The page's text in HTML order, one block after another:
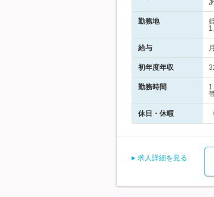
勤務地
給与
初年度年収
勤務時間
休日・休暇
求人詳細を見る